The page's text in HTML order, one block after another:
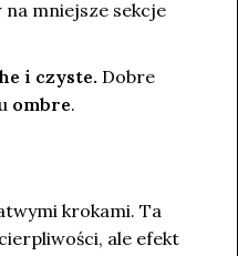
na mniejsze sekcje
i czyste. Dobre
ombre.
krokami. Ta
ale efekt